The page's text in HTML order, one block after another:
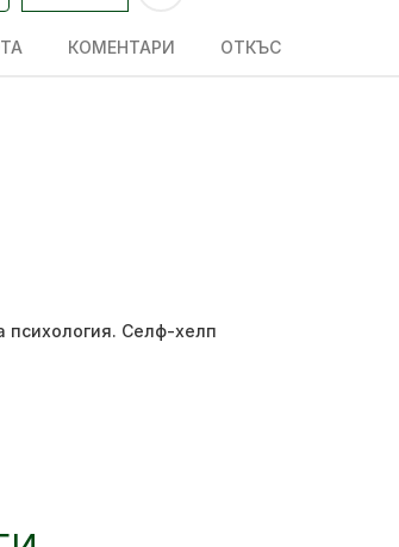
КОМЕНТАРИ ОТКЪС
психология. Селф-хелп